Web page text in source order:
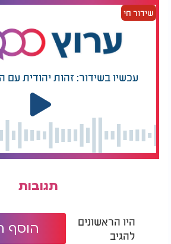
שידור חי
עכשיו בשידור: זהות יהודית עם
תגובות
היו הראשונים
להגיב
הוסף